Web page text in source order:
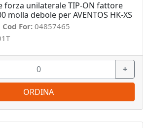
forza unilaterale TIP-ON fattore
molla debole per AVENTOS HK-XS
Cod For: 04857465
+
ORDINA